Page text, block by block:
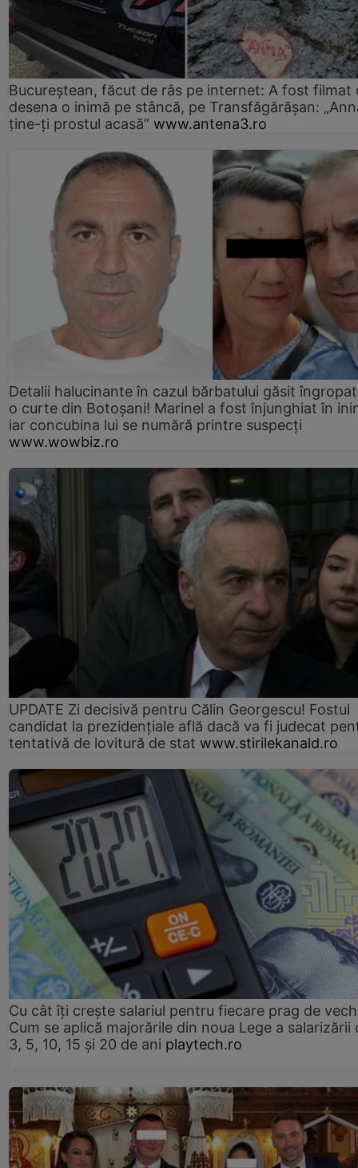
Bucureștean, făcut de râs pe internet: A fost filmat
desena o inimă pe stâncă, pe Transfăgărășan:
ține-ți prostul acasă” www.antena3.ro
Detalii halucinante în cazul bărbatului găsit
o curte din Botoșani! Marinel a fost înjunghiat în
iar concubina lui se numără printre suspecți
www.wowbiz.ro
UPDATE Zi decisivă pentru Călin Georgescu! Fostul
candidat la prezidențiale află dacă va fi judecat
tentativă de lovitură de stat www.stirilekanald.ro
Cu cât îți crește salariul pentru fiecare prag de
Cum se aplică majorările din noua Lege a salarizării
3, 5, 10, 15 și 20 de ani playtech.ro